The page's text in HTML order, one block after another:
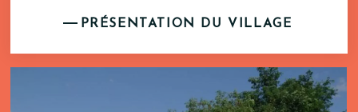
PRÉSENTATION DU VILLAGE